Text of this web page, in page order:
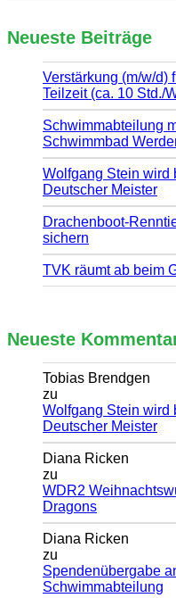
Neueste Beiträge
Verstärkung (m/w/d)
Teilzeit (ca. 10 Std./
Schwimmabteilung
Schwimmbad
Wolfgang Stein wird
Deutscher Meister
Drachenboot-
sichern
TVK räumt ab beim
Neueste
Tobias Brendgen
zu
Wolfgang Stein wird
Deutscher Meister
Diana Ricken
zu
WDR2
Dragons
Diana Ricken
zu
Spendenübergabe
Schwimmabteilung